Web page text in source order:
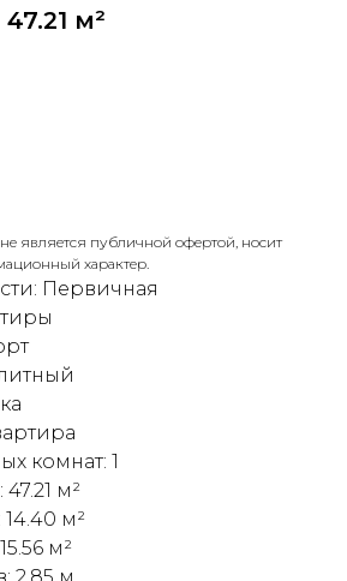
м²
является публичной офертой, носит
характер.
Первичная
комнат: 1
м²
м²
м²